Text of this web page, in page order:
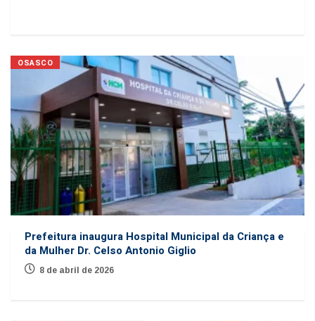
OSASCO
Prefeitura inaugura Hospital Municipal da Criança e
da Mulher Dr. Celso Antonio Giglio
8 de abril de 2026